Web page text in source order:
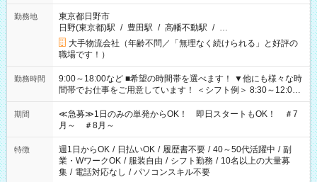
勤務地
東京都日野市
日野(東京都)駅 / 豊田駅 / 高幡不動駅 / …
大手物流会社（年齢不問／「無理なく続けられる」と好評の
職場です！）
勤務時間
9:00～18:00など ■希望の時間帯を選べます！ ▼他にも様々な時
間帯でお仕事をご用意しています！ ＜シフト例＞ 8:30～12:00
17:00～22:00 13:00～22:00 22:00～翌6:00 など
期間
≪急募≫1日のみの単発からOK！ 即日スタートもOK！ ＃7
月～ ＃8月～
特徴 週1日からOK / 日払いOK / 履歴書不要 / 40～50代活躍中 / 副
業・WワークOK / 服装自由 / シフト勤務 / 10名以上の大量募
集 / 電話対応なし / パソコンスキル不要